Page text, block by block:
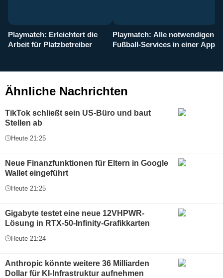
Playmatch: Erleichtert die
Arbeit für Platzbetreiber
Playmatch: Alle notwendigen
Fußball-Services in einer App
Ähnliche Nachrichten
TikTok schließt sein US-Büro und baut
Stellen ab
Heute 21:25
Neue Finanzfunktionen für Eltern in Google
Wallet eingeführt
Heute 21:25
Gigabyte testet eine neue 12VHPWR-
Lösung in RTX-50-Infinity-Grafikkarten
Heute 21:24
Anthropic könnte weitere 36 Milliarden
Dollar für KI-Infrastruktur aufnehmen